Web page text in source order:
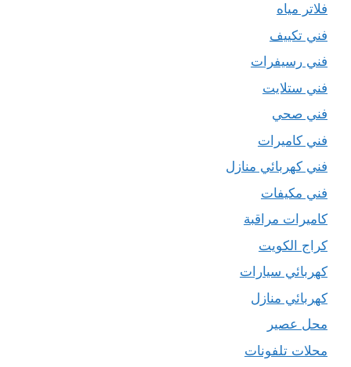
فلاتر مياه
فني تكييف
فني رسيفرات
فني ستلايت
فني صحي
فني كاميرات
فني كهربائي منازل
فني مكيفات
كاميرات مراقبة
كراج الكويت
كهربائي سيارات
كهربائي منازل
محل عصير
محلات تلفونات